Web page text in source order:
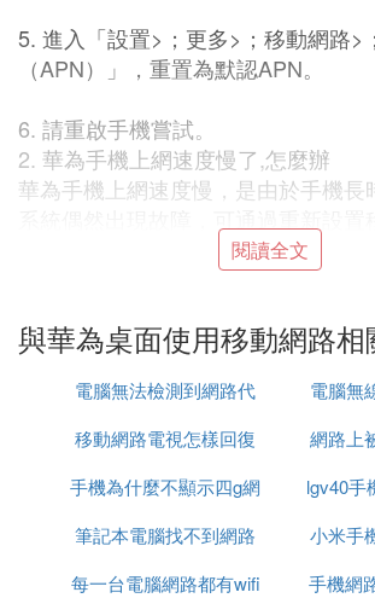
5. 進入「設置>；更多>；移動網路>
（APN）」，重置為默認APN。
6. 請重啟手機嘗試。
2. 華為手機上網速度慢了,怎麼辦
華為手機上網速度慢，是由於手機長
式，解決上網速度慢問題。
面找到「設置」選項，點擊進入下一
2、在設置界面，找到「無線和網路
入下一步。
3、找到「移動網路」選項，點擊打
4、在移動網路界面，可查看到此時
啟狀態。
閱讀全文
與華為桌面使用移動網路相
電腦無法檢測到網路代
理
電腦無
移動網路電視怎樣回復
原來模式
網路上
手機為什麼不顯示四g網
路怎麼回事啊
lgv40手
筆記本電腦找不到網路
適配器怎麼辦
小米手
每一台電腦網路都有wifi
手機網